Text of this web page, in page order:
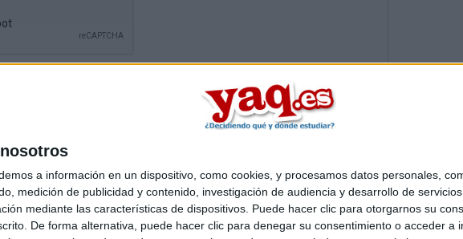
a información en un dispositivo, como cookies, y procesamos datos personales,
medición de publicidad y contenido, investigación de audiencia y desarrollo de servicios.
mediante las características de dispositivos. Puede hacer clic para otorgarnos su
De forma alternativa, puede hacer clic para denegar su consentimiento o acceder
Quiénes somos |Contactar| Anúnciate
Aviso legal|Politica de privacidad|Condiciones generales|Política de